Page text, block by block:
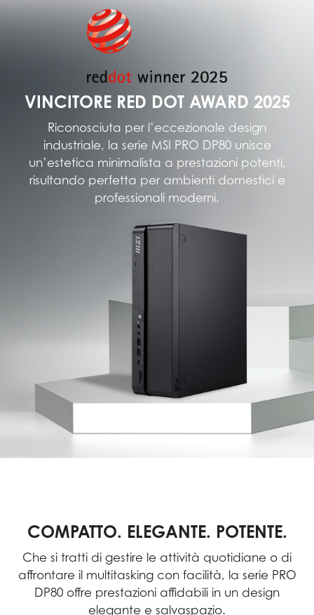
VINCITORE RED DOT AWARD 2025
Riconosciuta per l’eccezionale design
industriale, la serie MSI PRO DP80 unisce
un’estetica minimalista a prestazioni potenti,
risultando perfetta per ambienti domestici e
professionali moderni.
COMPATTO. ELEGANTE. POTENTE.
Che si tratti di gestire le attività quotidiane o di
affrontare il multitasking con facilità, la serie PRO
DP80 offre prestazioni affidabili in un design
elegante e salvaspazio.